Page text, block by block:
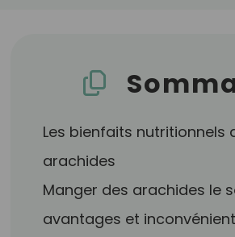
Les bienfaits nutritionnels
arachides
Manger des arachides le
avantages et